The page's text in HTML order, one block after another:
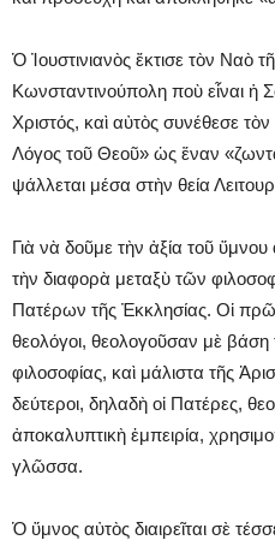
Ὁ Ἰουστινιανὸς ἔκτισε τὸν Ναὸ
Κωνσταντινούπολη ποὺ εἶναι ἡ
Χριστός, καὶ αὐτὸς συνέθεσε
Λόγος τοῦ Θεοῦ» ὡς ἕναν
ψάλλεται μέσα στὴν θεία
Γιὰ νὰ δοῦμε τὴν ἀξία τοῦ
τὴν διαφορὰ μεταξὺ τῶν
Πατέρων τῆς Ἐκκλησίας. Οἱ
θεολόγοι, θεολογοῦσαν μὲ βάση
φιλοσοφίας, καὶ μάλιστα τῆς
δεύτεροι, δηλαδὴ οἱ Πατέρες,
ἀποκαλυπτικὴ ἐμπειρία,
γλῶσσα.
Ὁ ὕμνος αὐτὸς διαιρεῖται σὲ